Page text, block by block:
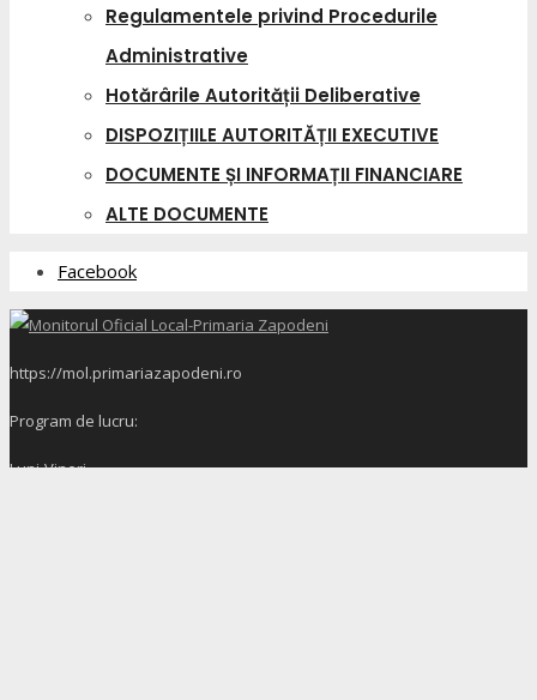
Regulamentele privind Procedurile
Administrative
Hotărârile Autorității Deliberative
DISPOZIȚIILE AUTORITĂȚII EXECUTIVE
DOCUMENTE ȘI INFORMAȚII FINANCIARE
ALTE DOCUMENTE
Facebook
https://mol.primariazapodeni.ro
Program de lucru:
Luni-Vineri